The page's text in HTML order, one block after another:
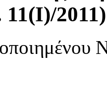
11(I)/2011)